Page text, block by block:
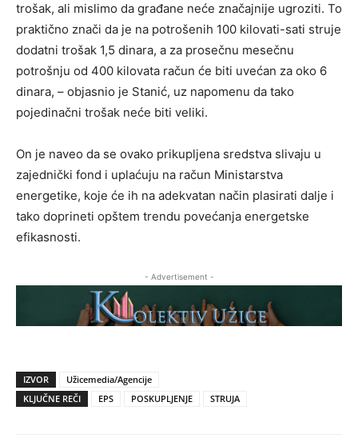
trošak, ali mislimo da građane neće značajnije ugroziti. To
praktično znači da je na potrošenih 100 kilovati-sati struje
dodatni trošak 1,5 dinara, a za prosečnu mesečnu
potrošnju od 400 kilovata račun će biti uvećan za oko 6
dinara, – objasnio je Stanić, uz napomenu da tako
pojedinačni trošak neće biti veliki.
On je naveo da se ovako prikupljena sredstva slivaju u
zajednički fond i uplaćuju na račun Ministarstva
energetike, koje će ih na adekvatan način plasirati dalje i
tako doprineti opštem trendu povećanja energetske
efikasnosti.
- Advertisement -
IZVOR
Užicemedia/Agencije
KLJUČNE REČI
EPS POSKUPLJENJE STRUJA